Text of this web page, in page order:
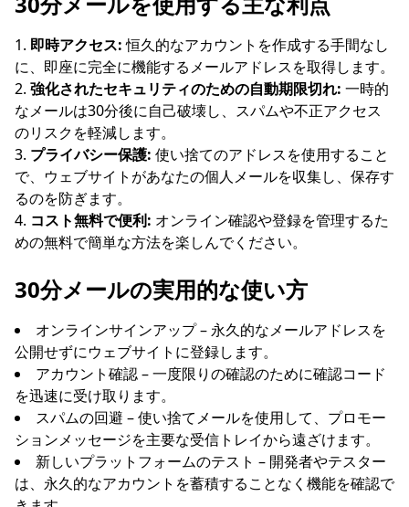
即時アクセス:恒久的なアカウントを作成する手間なし
に、即座に完全に機能するメールアドレスを取得します。
強化されたセキュリティのための自動期限切れ: 一時的
なメールは30分後に自己破壊し、スパムや不正アクセス
のリスクを軽減します。
プライバシー保護: 使い捨てのアドレスを使用すること
で、ウェブサイトがあなたの個人メールを収集し、保存す
るのを防ぎます。
コスト無料で便利: オンライン確認や登録を管理するた
めの無料で簡単な方法を楽しんでください。
30分メールの実用的な使い方
オンラインサインアップ – 永久的なメールアドレスを
公開せずにウェブサイトに登録します。
アカウント確認 – 一度限りの確認のために確認コード
を迅速に受け取ります。
スパムの回避 – 使い捨てメールを使用して、プロモー
ションメッセージを主要な受信トレイから遠ざけます。
新しいプラットフォームのテスト – 開発者やテスター
は、永久的なアカウントを蓄積することなく機能を確認で